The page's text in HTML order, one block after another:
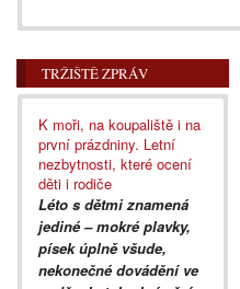
TRŽIŠTĚ ZPRÁV
K moři, na koupaliště i na
první prázdniny. Letní
nezbytnosti, které ocení
děti i rodiče
Léto s dětmi znamená
jediné – mokré plavky,
písek úplně všude,
nekonečné dovádění ve